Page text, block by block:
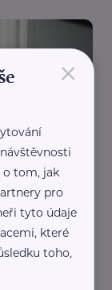
máte
×
o tom, jak
pro
tyto údaje
které
toho,